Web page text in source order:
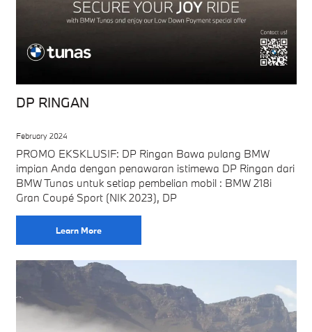
DP RINGAN
February 2024
PROMO EKSKLUSIF: DP Ringan Bawa pulang BMW
impian Anda dengan penawaran istimewa DP Ringan dari
BMW Tunas untuk setiap pembelian mobil : BMW 218i
Gran Coupé Sport (NIK 2023), DP
Learn More